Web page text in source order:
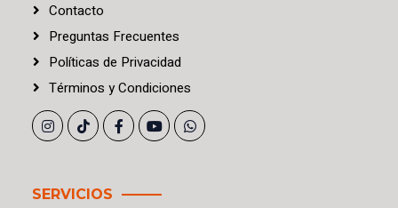
Contacto
Preguntas Frecuentes
Políticas de Privacidad
Términos yCondiciones
SERVICIOS